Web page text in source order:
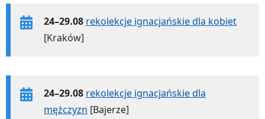
24–29.08 rekolekcje ignacjańskie dla kobiet
[Kraków]
24–29.08 rekolekcje ignacjańskie dla
mężczyzn [Bajerze]